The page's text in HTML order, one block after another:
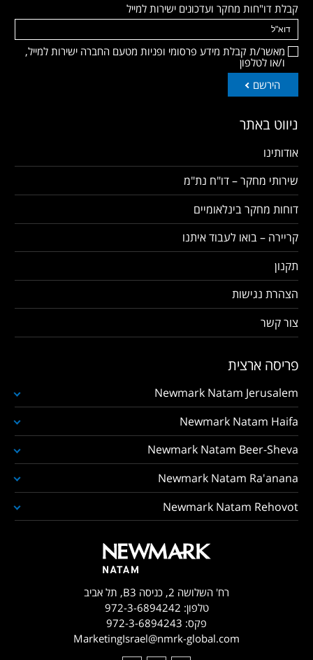
קבלת דו"חות מחקר ועדכונים ישירות למייל
מאשר/ת קבלת מידע פרסומי ופניות מטעם החברה ישירות למייל,
ו/או לטלפון
הירשם
ניווט באתר
אודותינו
שירותי מחקר – דו"ח נת"מ
דוחות מחקר בינלאומיים
קריירה – בואו לעבוד איתנו
תקנון
הצהרת נגישות
צור קשר
פריסה ארצית
Newmark Natam Jerusalem
Newmark Natam Haifa
Newmark Natam Beer-Sheva
Newmark Natam Ra'anana
Newmark Natam Rehovot
רח' השלושה 2, כניסה B3, תל אביב
טלפון: 972-3-6894242
פקס: 972-3-6894243
MarketingIsrael@nmrk-global.com